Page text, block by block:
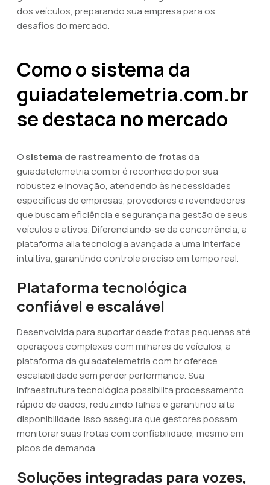
dos veículos, preparando sua empresa para os
desafios do mercado.
Como o sistema da
guiadatelemetria.com.br
se destaca no mercado
Osistema de rastreamento de frotas da
guiadatelemetria.com.br é reconhecido por sua
robustez e inovação, atendendo às necessidades
específicas de empresas, provedores e revendedores
que buscam eficiência e segurança na gestão de seus
veículos e ativos. Diferenciando-se da concorrência, a
plataforma alia tecnologia avançada a uma interface
intuitiva, garantindo controle preciso em tempo real.
Plataforma tecnológica
confiável e escalável
Desenvolvida para suportar desde frotas pequenas até
operações complexas com milhares de veículos, a
plataforma da guiadatelemetria.com.br oferece
escalabilidade sem perder performance. Sua
infraestrutura tecnológica possibilita processamento
rápido de dados, reduzindo falhas e garantindo alta
disponibilidade. Isso assegura que gestores possam
monitorar suas frotas com confiabilidade, mesmo em
picos de demanda.
Soluções integradas para vozes,